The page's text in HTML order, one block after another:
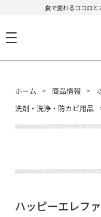
食で変わるココロと
ホーム 商品情報
洗剤・洗浄・防カビ用品
ハッピーエレフ